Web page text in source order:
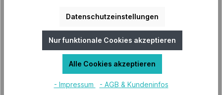
Hersteller "Venta"Mehr lesen
Datenschutzeinstellungen
Nur funktionale Cookies akzeptieren
Alle Cookies akzeptieren
- Impressum - AGB & Kundeninfos